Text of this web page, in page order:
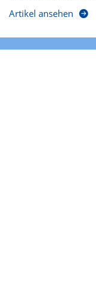
Artikel ansehen